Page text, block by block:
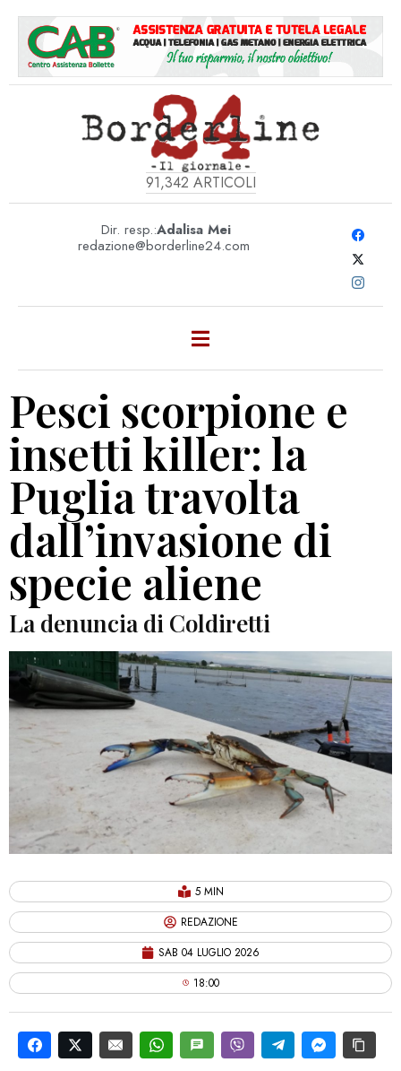
91,342 ARTICOLI
Dir. resp.:Adalisa Mei
redazione@borderline24.com
Pesci scorpione e
insetti killer: la
Puglia travolta
dall’invasione di
specie aliene
La denuncia di Coldiretti
5 MIN
REDAZIONE
SAB 04 LUGLIO 2026
18:00